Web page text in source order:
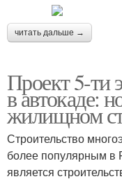
читать дальше →
Проект 5-ти
в автокаде:
жилищном
Строительство
более популярным в
является